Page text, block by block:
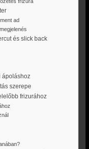
ad
és slick back
ápoláshoz
szerepe
frizurához